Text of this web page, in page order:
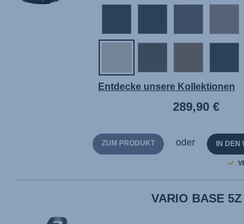
Entdecke unsere Kollektionen
289,90 €
IN DEN
oder
ZUM PRODUKT
VARIO BASE 5Z